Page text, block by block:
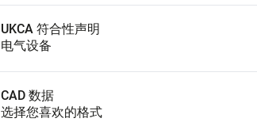
UKCA 符合性声明
电气设备
CAD 数据
选择您喜欢的格式